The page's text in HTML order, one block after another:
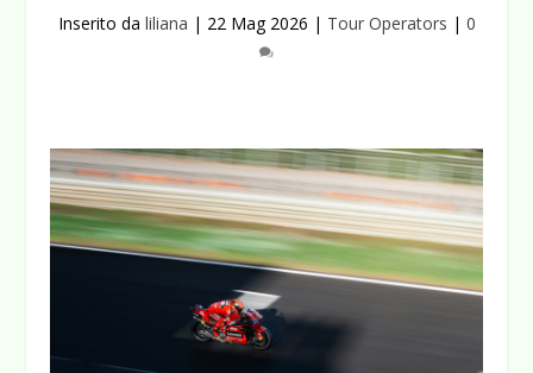
Inserito da liliana | 22 Mag 2026 | Tour Operators | 0